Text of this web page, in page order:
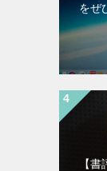
をぜ
【